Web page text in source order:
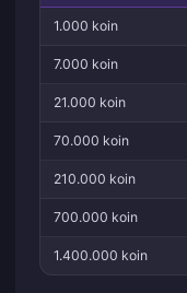
1.000 koin
7.000 koin
21.000 koin
70.000 koin
210.000 koin
700.000 koin
1.400.000 koin